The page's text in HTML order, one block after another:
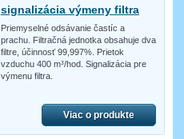
signalizácia výmeny filtra
Priemyselné odsávanie častíc a
prachu. Filtračná jednotka obsahuje dva
filtre, účinnosť 99,997%. Prietok
vzduchu 400 m³/hod. Signalizácia pre
výmenu filtra.
Viac o produkte